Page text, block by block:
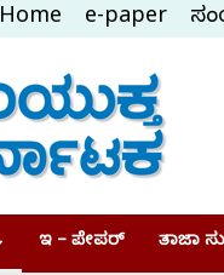
Home e-paper
Samyukta
Karnataka
ಇ – ಪೇಪರ್ ತಾಜಾ